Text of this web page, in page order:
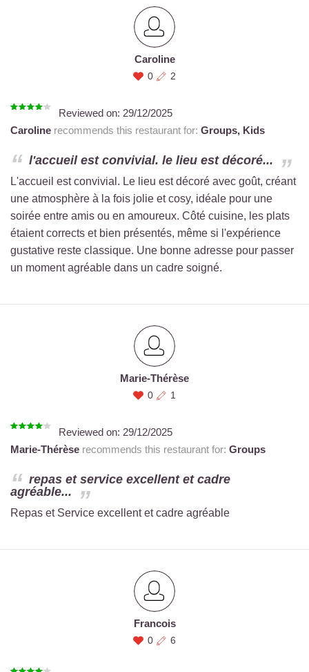
Caroline
0 2
Reviewed on: 29/12/2025
Caroline recommends this restaurant for: Groups, Kids
l'accueil est convivial. le lieu est décoré...
L'accueil est convivial. Le lieu est décoré avec goût, créant
une atmosphère à la fois jolie et cosy, idéale pour une
soirée entre amis ou en amoureux. Côté cuisine, les plats
étaient corrects et bien présentés, même si l'expérience
gustative reste classique. Une bonne adresse pour passer
un moment agréable dans un cadre soigné.
Marie-Thérèse
0 1
Reviewed on: 29/12/2025
Marie-Thérèse recommends this restaurant for: Groups
repas et service excellent et cadre
agréable...
Repas et Service excellent et cadre agréable
Francois
0 6